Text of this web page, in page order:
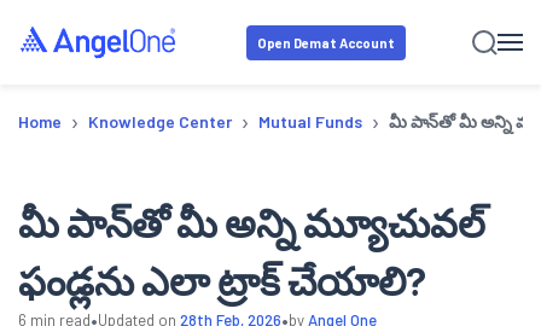
Open Demat Account
Home › Knowledge Center › Mutual Funds › మీ పాన్‌తో మీ అన్ని
మీ పాన్‌తో మీ అన్ని మ్యూచువల్
ఫండ్లను ఎలా ట్రాక్ చేయాలి?
6 min read•Updated on 28th Feb, 2026•byAngel One